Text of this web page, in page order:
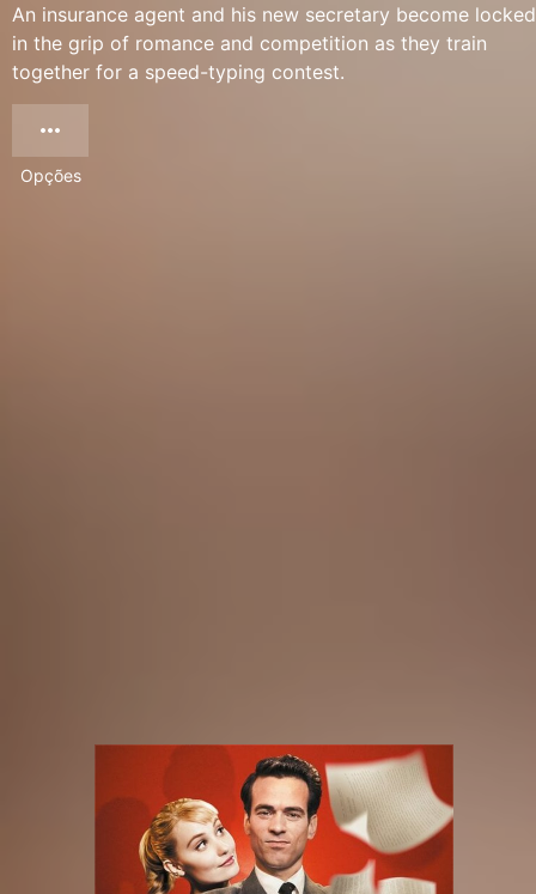
An insurance agent and his new secretary become locked
in the grip of romance and competition as they train
together for a speed-typing contest.
Opções